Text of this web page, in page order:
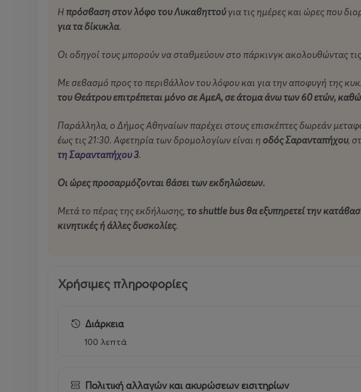
"Νιόνιος" καλούνται να ζήσουν την πιο τρελή νύχτα της ζωής τους.
Η πρόσβαση στον λόφο του Λυκαβηττούγια τις ημέρες και ώρες που
για τα δίκυκλα.
Οι οδηγοί τους μπορούν να σταθμεύουν στο πάρκινγκ ακολουθώντας
Με σεβασμό προς το περιβάλλον του λόφου και για την αποφυγή της
του Θεάτρου επιτρέπεται μόνο σε ΑμεΑ, σε άτομα άνω των 60 ετών,
Παράλληλα, ο Δήμος Αθηναίων παρέχει στους επισκέπτες δωρεάν
έως τις 21:30. Αφετηρία των δρομολογίων είναι η οδός Σαρανταπήχου,
τη Σαρανταπήχου 3.
Οι ώρες προσαρμόζονται βάσει των εκδηλώσεων.
Μετά το πέρας της εκδήλωσης, το shuttle bus θα εξυπηρετεί την
κινητικές ή άλλες δυσκολίες.
Χρήσιμες πληροφορίες
Διάρκεια
100 λεπτά
Πολιτική αλλαγών και ακυρώσεων εισιτηρίων